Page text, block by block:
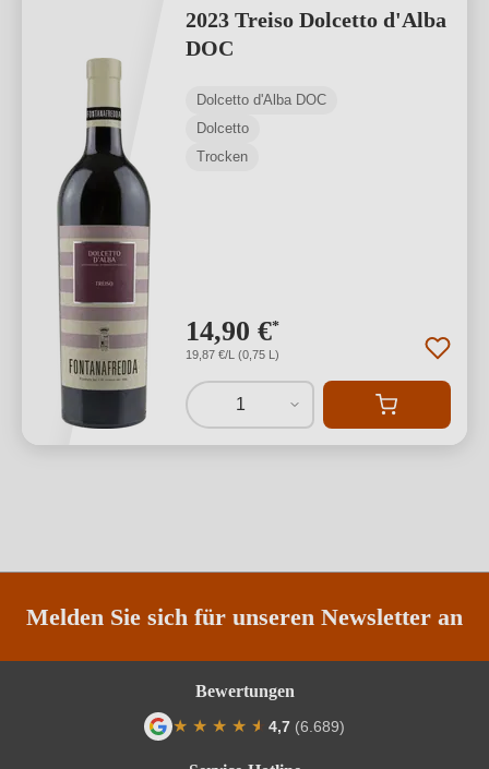
2023 Treiso Dolcetto d'Alba
DOC
Dolcetto d'Alba DOC
Dolcetto
Trocken
14,90 €*
19,87 €/L (0,75 L)
1
Melden Sie sich für unseren Newsletter an
Bewertungen
★ ★ ★ ★ ★
★ 4,7 (6.689)